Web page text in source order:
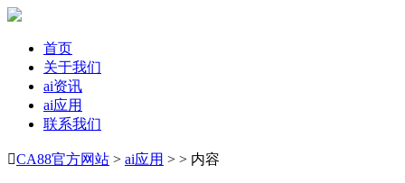
首页
关于我们
ai资讯
ai应用
联系我们
CA88官方网站 > ai应用 > > 内容